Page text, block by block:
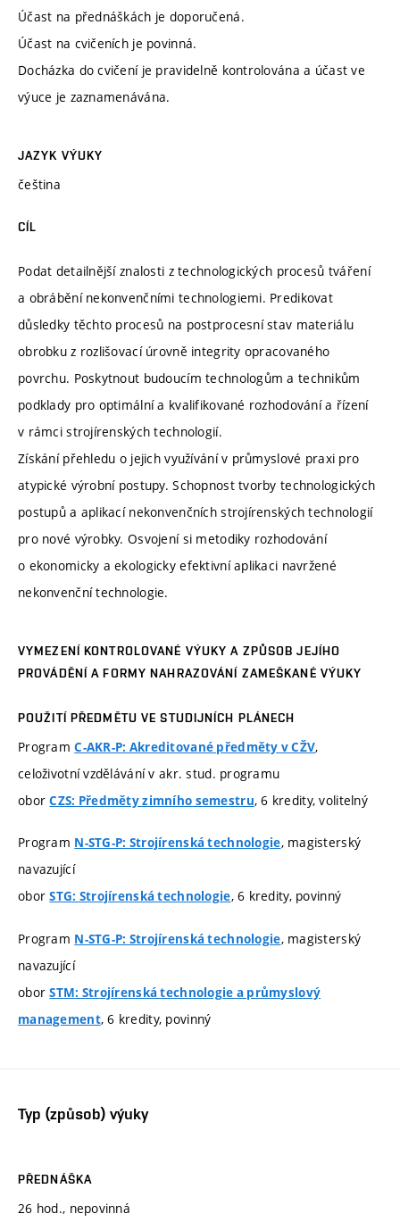
Účast na přednáškách je doporučená.
Účast na cvičeních je povinná.
Docházka do cvičení je pravidelně kontrolována a účast ve
výuce je zaznamenávána.
JAZYK VÝUKY
čeština
CÍL
Podat detailnější znalosti z technologických procesů tváření
a obrábění nekonvenčními technologiemi. Predikovat
důsledky těchto procesů na postprocesní stav materiálu
obrobku z rozlišovací úrovně integrity opracovaného
povrchu. Poskytnout budoucím technologům a technikům
podklady pro optimální a kvalifikované rozhodování a řízení
v rámci strojírenských technologií.
Získání přehledu o jejich využívání v průmyslové praxi pro
atypické výrobní postupy. Schopnost tvorby technologických
postupů a aplikací nekonvenčních strojírenských technologií
pro nové výrobky. Osvojení si metodiky rozhodování
o ekonomicky a ekologicky efektivní aplikaci navržené
nekonvenční technologie.
VYMEZENÍ KONTROLOVANÉ VÝUKY A ZPŮSOB JEJÍHO
PROVÁDĚNÍ A FORMY NAHRAZOVÁNÍ ZAMEŠKANÉ VÝUKY
POUŽITÍ PŘEDMĚTU VE STUDIJNÍCH PLÁNECH
ProgramC-AKR-P: Akreditované předměty v CŽV,
celoživotní vzdělávání v akr. stud. programu
oborCZS: Předměty zimního semestru, 6 kredity, volitelný
Program N-STG-P: Strojírenská technologie, magisterský
navazující
oborSTG: Strojírenská technologie, 6 kredity, povinný
Program N-STG-P: Strojírenská technologie, magisterský
navazující
oborSTM: Strojírenská technologie a průmyslový
management, 6 kredity, povinný
Typ (způsob) výuky
PŘEDNÁŠKA
26 hod., nepovinná